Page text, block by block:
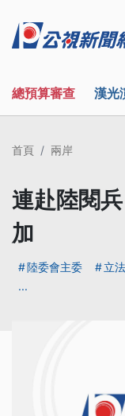
總預算審查 漢光
首頁 兩岸
連赴陸閱
加
陸委會主委 立
...